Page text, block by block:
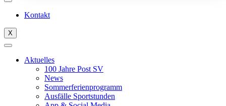
Kontakt
X
Aktuelles
100 Jahre Post SV
News
Sommerferienprogramm
Ausfälle Sportstunden